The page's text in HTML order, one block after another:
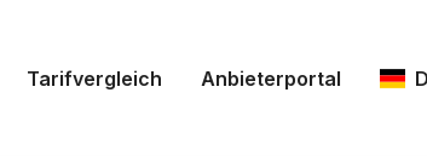
Tarifvergleich Anbieterportal